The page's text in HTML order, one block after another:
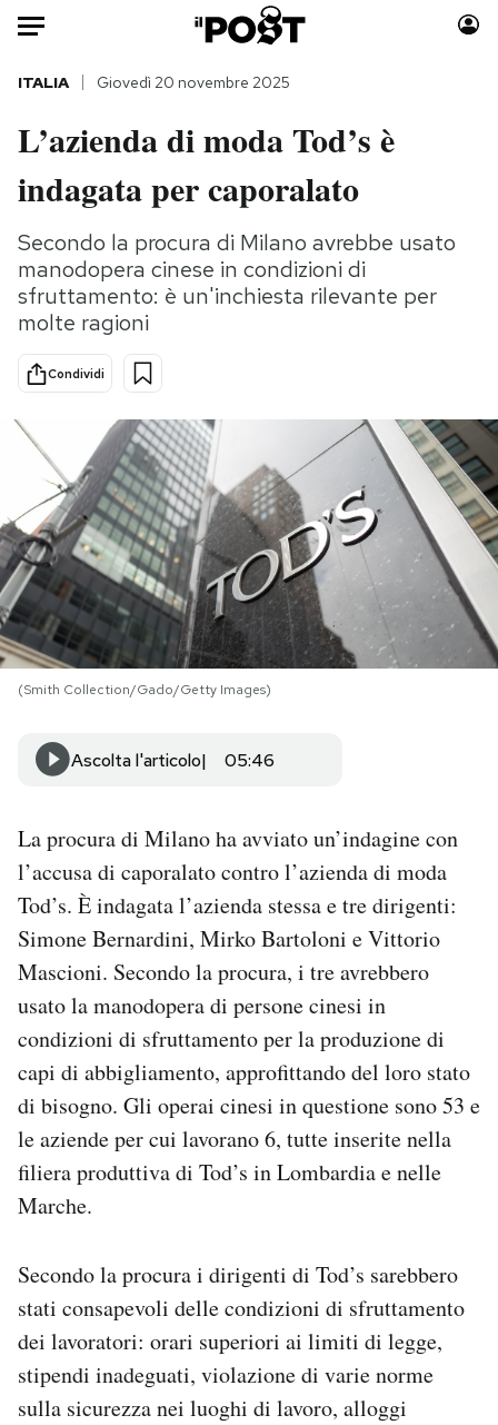
Auto
HOME
Italia
Politica
Tecnologia
Internet
Cultura
Sport
Moda
Consumismi
Storie/Idee
Mondiali calcio 2026
PODCAST
NEWSLETTER
I MIEI PREFERITI
SHOP
CALENDARIO
AREA PERSONALE
Newsletter
Notifiche mobile
Regala il Post
Hai bisogno di aiuto?
Esci
ITALIA Giovedì 20 novembre 2025
L’azienda di moda Tod’s è
indagata per caporalato
Secondo la procura di Milano avrebbe usato
manodopera cinese in condizioni di
sfruttamento: è un'inchiesta rilevante per
molte ragioni
Condividi
(Smith Collection/Gado/Getty Images)
Ascolta l'articolo 05:46
La procura di Milano ha avviato un’indagine con
l’accusa di caporalato contro l’azienda di moda
Tod’s. È indagata l’azienda stessa e tre dirigenti:
Simone Bernardini, Mirko Bartoloni e Vittorio
Mascioni. Secondo la procura, i tre avrebbero
usato la manodopera di persone cinesi in
condizioni di sfruttamento per la produzione di
capi di abbigliamento, approfittando del loro stato
di bisogno. Gli operai cinesi in questione sono 53 e
le aziende per cui lavorano 6, tutte inserite nella
filiera produttiva di Tod’s in Lombardia e nelle
Marche.
Secondo la procura i dirigenti di Tod’s sarebbero
stati consapevoli delle condizioni di sfruttamento
dei lavoratori: orari superiori ai limiti di legge,
stipendi inadeguati, violazione di varie norme
sulla sicurezza nei luoghi di lavoro, alloggi